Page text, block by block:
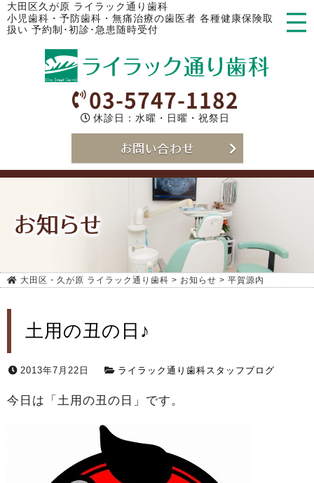
大田区久が原 ライラック通り歯科
小児歯科・予防歯科・無痛治療の歯医者 各種健康保険取
扱い 予約制･初診･急患随時受付
03-5747-1182
休診日：水曜・日曜・祝祭日
お問い合わせ
お知らせ
大田区・久が原 ライラック通り歯科 > お知らせ > 平賀源内
土用の丑の日♪
2013年7月22日 ライラック通り歯科スタッフブログ
今日は「土用の丑の日」です。